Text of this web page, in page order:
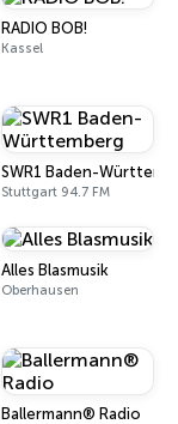
RADIO BOB!
Kassel
SWR1 Baden-
Stuttgart 94.7 FM
Alles Blasmusik
Oberhausen
Ballermann® Radio